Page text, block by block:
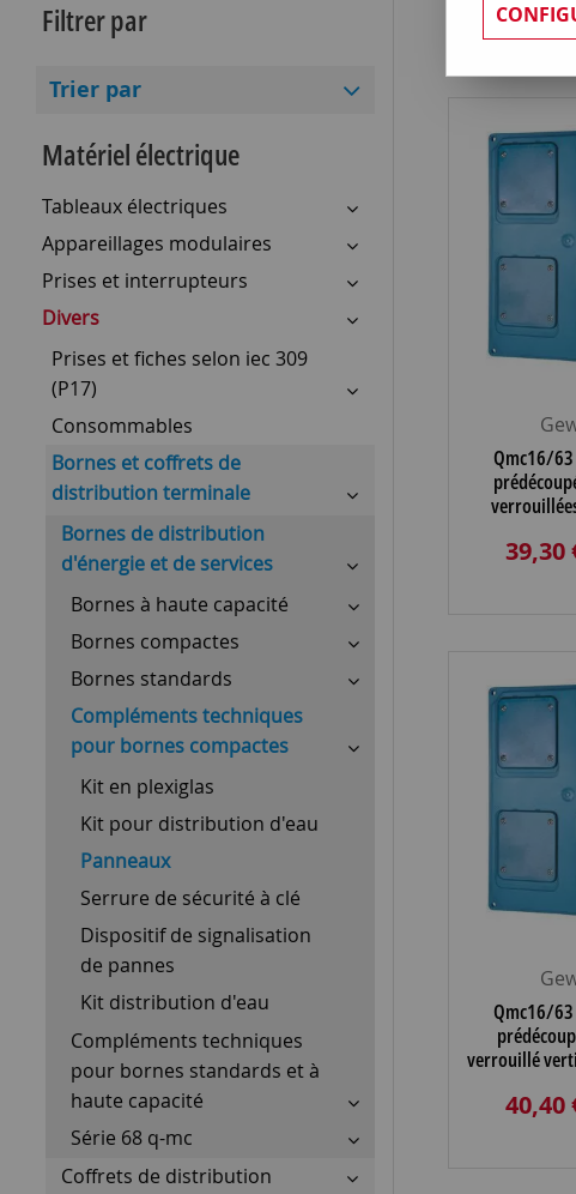
Filtrer par
Trier par
Matériel électrique
Tableaux électriques
Appareillages modulaires
Prises et interrupteurs
Divers
Prises et fiches selon iec 309
(P17)
Consommables
Bornes et coffrets de
distribution terminale
Bornes de distribution
d'énergie et de services
Bornes à haute capacité
Bornes compactes
Bornes standards
Compléments techniques
pour bornes compactes
Kit en plexiglas
Kit pour distribution d'eau
Panneaux
Serrure de sécurité à clé
Dispositif de signalisation
de pannes
Kit distribution d'eau
Compléments techniques
pour bornes standards et à
haute capacité
Série 68 q-mc
Coffrets de distribution
Qmc16/
16/32a
39,30
Qmc16/
verrouillé
blue ciel
40,40